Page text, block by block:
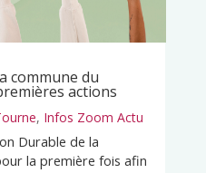
commune du
actions
, Infos Zoom Actu
Durable de la
la première fois afin